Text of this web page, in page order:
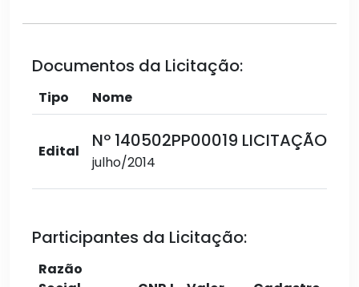
Documentos da Licitação:
Tipo Nome
Edital Nº 140502PP00019 LICITAÇÃO
julho/2014
Participantes da Licitação:
Razão